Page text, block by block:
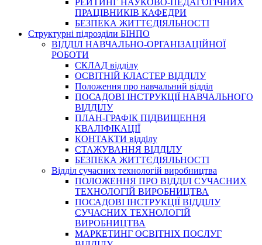
РЕЙТИНГ НАУКОВО-ПЕДАГОГІЧНИХ
ПРАЦІВНИКІВ КАФЕДРИ
БЕЗПЕКА ЖИТТЄДІЯЛЬНОСТІ
Структурні підрозділи БІНПО
ВІДДІЛ НАВЧАЛЬНО-ОРГАНІЗАЦІЙНОЇ
РОБОТИ
СКЛАД відділу
ОСВІТНІЙ КЛАСТЕР ВІДДІЛУ
Положення про навчальний вiддiл
ПОСАДОВІ ІНСТРУКЦІЇ НАВЧАЛЬНОГО
ВІДДІЛУ
ПЛАН-ГРАФІК ПІДВИЩЕННЯ
КВАЛІФІКАЦІЇ
КОНТАКТИ відділу
СТАЖУВАННЯ ВІДДІЛУ
БЕЗПЕКА ЖИТТЄДІЯЛЬНОСТІ
Відділ сучасних технологій виробництва
ПОЛОЖЕННЯ ПРО ВІДДІЛ СУЧАСНИХ
ТЕХНОЛОГІЙ ВИРОБНИЦТВА
ПОСАДОВІ ІНСТРУКЦІЇ ВІДДІЛУ
СУЧАСНИХ ТЕХНОЛОГІЙ
ВИРОБНИЦТВА
МАРКЕТИНГ ОСВІТНІХ ПОСЛУГ